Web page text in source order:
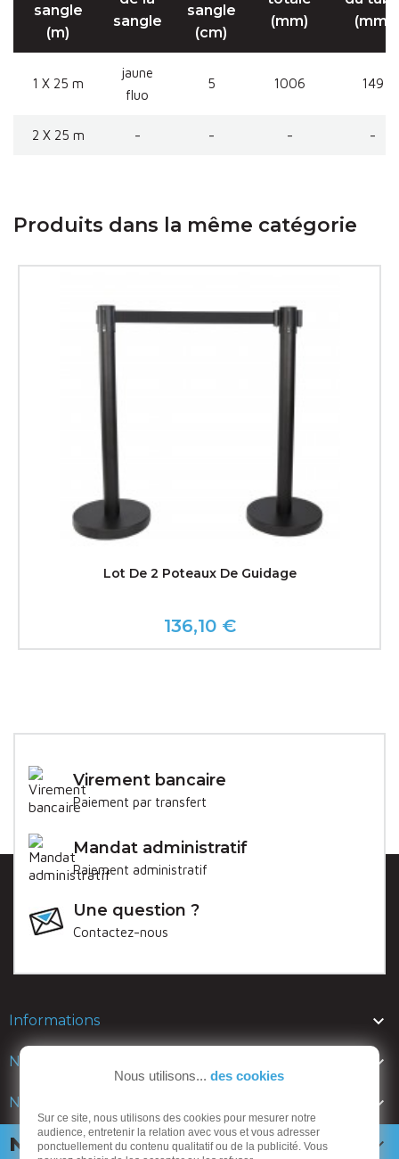
sangle
(m)
sangle
sangle
(cm)
(mm)
(mm)
1 X 25 m
jaune
fluo
5 1006 149
2 X 25 m - - - -
Produits dans la même catégorie
Lot De 2 Poteaux De Guidage
Prix
136,10 €
Virement bancaire
Paiement par transfert
Mandat administratif
Paiement administratif
Une question ?
Contactez-nous
Informations 
Nos lignes 
Nos catalogues 
Newsletter 
Nous utilisons... des cookies
Sur ce site, nous utilisons des cookies pour mesurer notre
audience, entretenir la relation avec vous et vous adresser
ponctuellement du contenu qualitatif ou de la publicité. Vous